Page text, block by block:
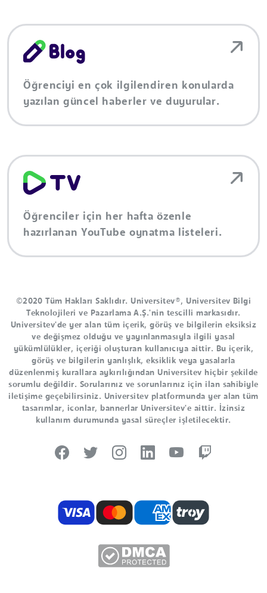
Öğrenciyi en çok ilgilendiren konularda
yazılan güncel haberler ve duyurular.
Öğrenciler için her hafta özenle
hazırlanan YouTube oynatma listeleri.
©2020 Tüm Hakları Saklıdır. Universitev®, Universitev Bilgi
Teknolojileri ve Pazarlama A.Ş.'nin tescilli markasıdır.
Universitev'de yer alan tüm içerik, görüş ve bilgilerin eksiksiz
ve değişmez olduğu ve yayınlanmasıyla ilgili yasal
yükümlülükler, içeriği oluşturan kullanıcıya aittir. Bu içerik,
görüş ve bilgilerin yanlışlık, eksiklik veya yasalarla
düzenlenmiş kurallara aykırılığından Universitev hiçbir şekilde
sorumlu değildir. Sorularınız ve sorunlarınız için ilan sahibiyle
iletişime geçebilirsiniz. Universitev platformunda yer alan tüm
tasarımlar, iconlar, bannerlar Universitev'e aittir. İzinsiz
kullanım durumunda yasal süreçler işletilecektir.